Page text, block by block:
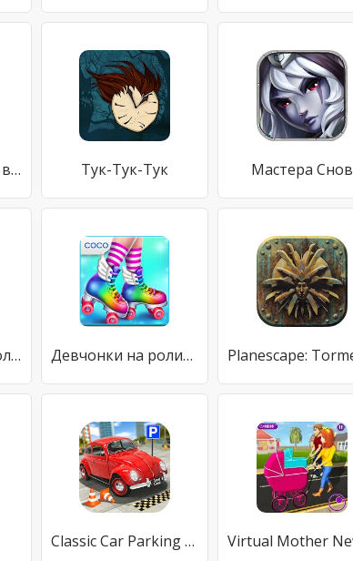
Blackout Age: РПГ выживание на реальной карте (RU) Тук-Тук-Тук Мастера Снов
«Гимнастка» — золото не за горами! Девчонки на роликах
Classic Car Parking Game: New Game 2021 Free Games